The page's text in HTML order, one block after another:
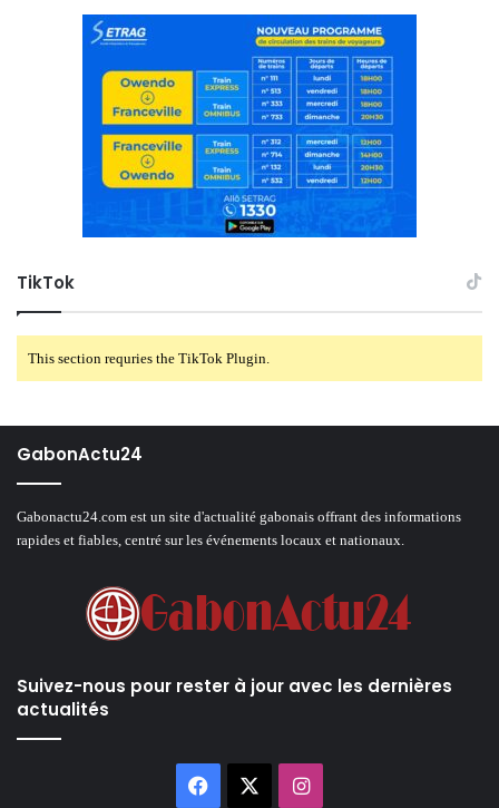
TikTok
This section requries the TikTok Plugin.
GabonActu24
Gabonactu24.com est un site d'actualité gabonais offrant des informations
rapides et fiables, centré sur les événements locaux et nationaux.
Suivez-nous pour rester à jour avec les dernières
actualités
Facebook Instagram